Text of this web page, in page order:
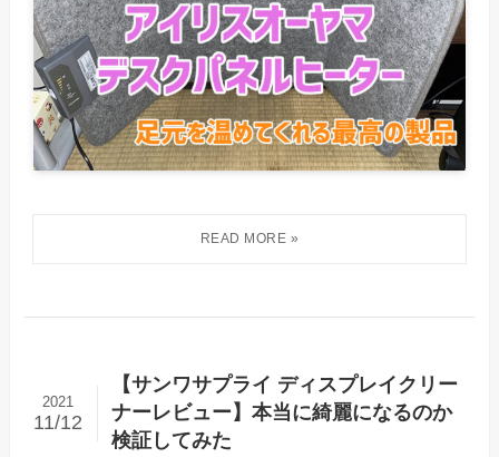
【サンワサプライ ディスプレイクリー
ナーレビュー】本当に綺麗になるのか
検証してみた
2021
11/12